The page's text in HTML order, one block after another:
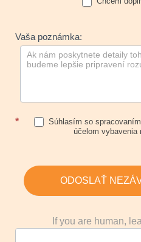
Vaša poznámka:
*
Súhlasím so
účelom vybavenia
ODOSLAŤ
If you are human,